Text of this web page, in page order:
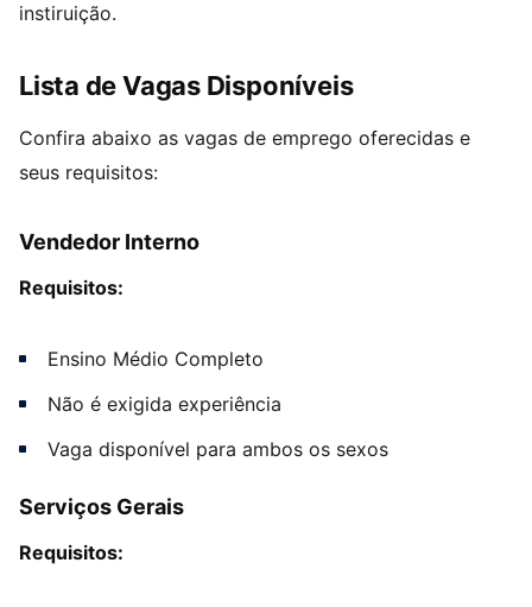
instiruição.
Lista de Vagas Disponíveis
Confira abaixo as vagas de emprego oferecidas e
seus requisitos:
Vendedor Interno
Requisitos:
Ensino Médio Completo
Não é exigida experiência
Vaga disponível para ambos os sexos
Serviços Gerais
Requisitos: